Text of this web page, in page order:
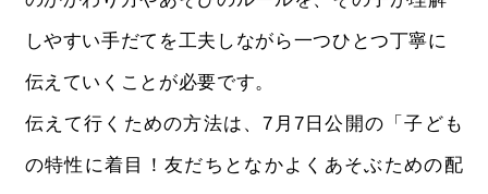
しやすい手だてを工夫しながら一つひとつ丁寧に
伝えていくことが必要です。
伝えて行くための方法は、7月7日公開の「子ども
の特性に着目！友だちとなかよくあそぶための配